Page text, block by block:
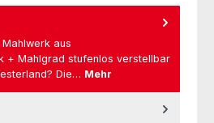
aus
+ Mahlgrad stufenlos verstellbar
Die… Mehr